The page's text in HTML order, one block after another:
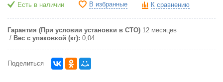
Есть в наличии В избранные К сравнению
Гарантия (При условии установки в СТО) 12 месяцев
Вес с упаковкой (кг): 0,04
Поделиться